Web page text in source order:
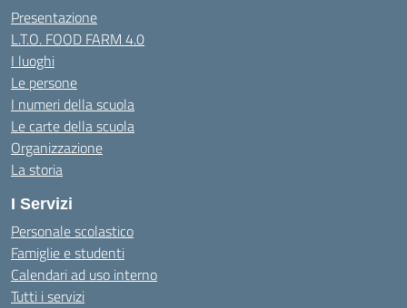
Presentazione
L.T.O. FOOD FARM 4.0
I luoghi
Le persone
I numeri della scuola
Le carte della scuola
Organizzazione
La storia
I Servizi
Personale scolastico
Famiglie e studenti
Calendari ad uso interno
Tutti i servizi